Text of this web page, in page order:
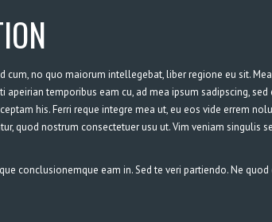
no quo maiorum intellegebat, liber regione eu sit.
temporibus eam cu, ad mea ipsum sadipscing,
his.Ferri reque integre mea ut, eu eos vide errem
quod nostrum consectetuer usu ut. Vim veniam
conclusionemque eam in. Sed te veri partiendo. Ne